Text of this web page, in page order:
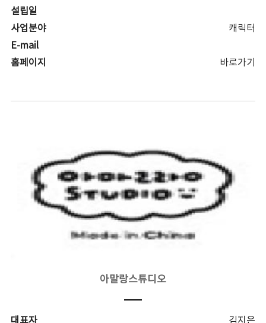
설립일
사업분야
캐릭터
E-mail
홈페이지
바로가기
아말랑스튜디오
대표자
김지은